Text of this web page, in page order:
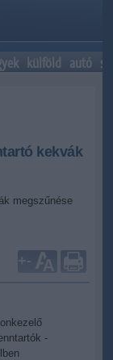
külföld autó
kekvák
megszűnése
+-
-